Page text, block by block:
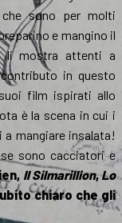
che sono per molti
e mangino il
li mostra attenti a
contributo in questo
film ispirati allo
è la scena in cui i
mangiare insalata!
sono cacciatori e
Il Silmarillion,Lo
chiaro che gli